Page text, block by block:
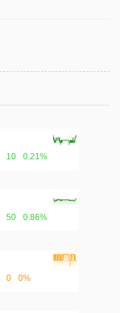
10 0.21%
50 0.86%
0 0%